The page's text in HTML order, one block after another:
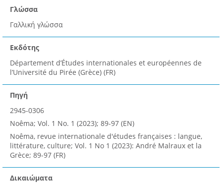
Γλώσσα
Γαλλική γλώσσα
Εκδότης
Département d’Études internationales et européennes de
l’Université du Pirée (Grèce) (FR)
Πηγή
2945-0306
Noêma; Vol. 1 No. 1 (2023); 89-97 (EN)
Noêma, revue internationale d'études françaises : langue,
littérature, culture; Vol. 1 No 1 (2023): André Malraux et la
Grèce; 89-97 (FR)
Δικαιώματα